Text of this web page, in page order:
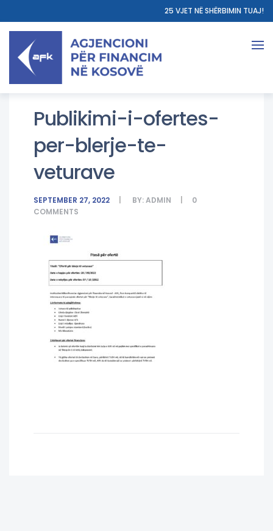
25 VJET NË SHËRBIMIN TUAJ!
Publikimi-i-ofertes-
per-blerje-te-
veturave
SEPTEMBER 27, 2022 BY:ADMIN
0
COMMENTS